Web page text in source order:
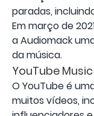
paradas,
Em março de
a Audiomack
da música.
YouTube Music
O YouTube é
muitos vídeos,